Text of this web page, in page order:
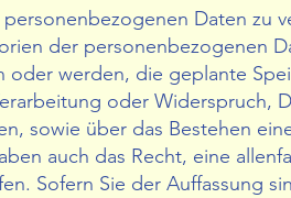
Daten zu
der personenbezogenen
werden, die geplante
oder Widerspruch,
sowie über das Bestehen
auch das Recht, eine
Sofern Sie der Auffassung